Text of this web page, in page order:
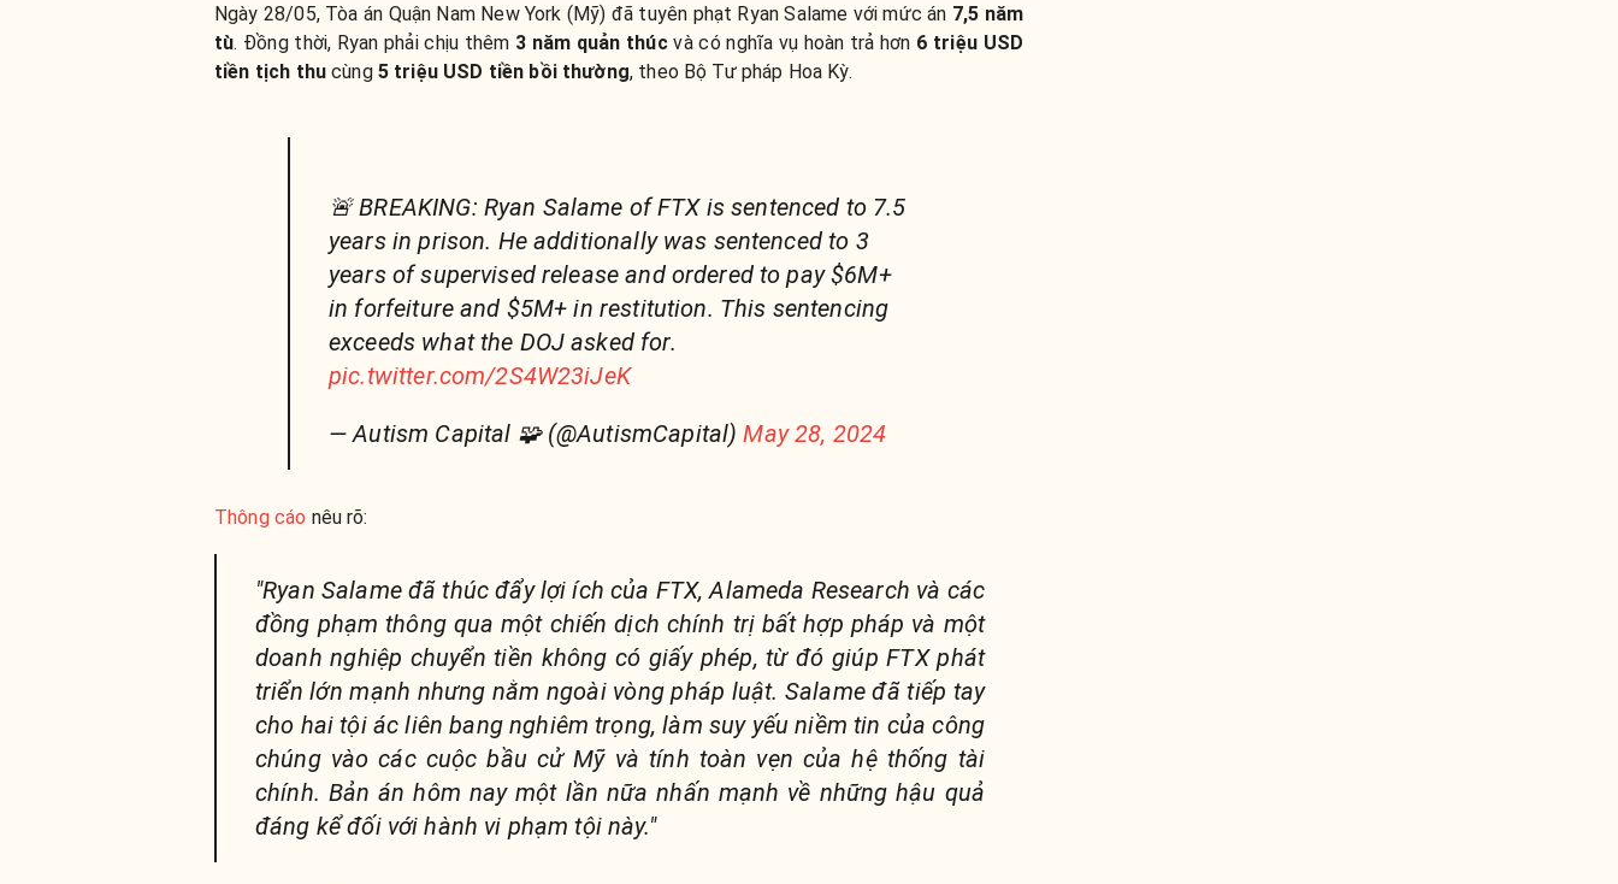
Ngày 28/05, Tòa án Quận Nam New York (Mỹ) đã tuyên phạt Ryan Salame với mức án 7,5 năm
tù. Đồng thời, Ryan phải chịu thêm 3 năm quản thúcvà có nghĩa vụ hoàn trả hơn 6 triệu USD
tiền tịch thucùng 5 triệu USD tiền bồi thường, theo Bộ Tư pháp Hoa Kỳ.
🚨 BREAKING: Ryan Salame of FTX is sentenced to 7.5
years in prison. He additionally was sentenced to 3
years of supervised release and ordered to pay $6M+
in forfeiture and $5M+ in restitution. This sentencing
exceeds what the DOJ asked for.
pic.twitter.com/2S4W23iJeK
— Autism Capital 🧩 (@AutismCapital)May 28, 2024
Thông cáo nêu rõ:
"Ryan Salame đã thúc đẩy lợi ích của FTX, Alameda Research và các
đồng phạm thông qua một chiến dịch chính trị bất hợp pháp và một
doanh nghiệp chuyển tiền không có giấy phép, từ đó giúp FTX phát
triển lớn mạnh nhưng nằm ngoài vòng pháp luật. Salame đã tiếp tay
cho hai tội ác liên bang nghiêm trọng, làm suy yếu niềm tin của công
chúng vào các cuộc bầu cử Mỹ và tính toàn vẹn của hệ thống tài
chính. Bản án hôm nay một lần nữa nhấn mạnh về những hậu quả
đáng kể đối với hành vi phạm tội này."